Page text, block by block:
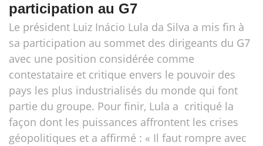
participation au G7
Le président Luiz Inácio Lula da Silva a mis fin à
sa participation au sommet des dirigeants du G7
avec une position considérée comme
contestataire et critique envers le pouvoir des
pays les plus industrialisés du monde qui font
partie du groupe. Pour finir, Lula a critiqué la
façon dont les puissances affrontent les crises
géopolitiques et a affirmé : « Il faut rompre avec